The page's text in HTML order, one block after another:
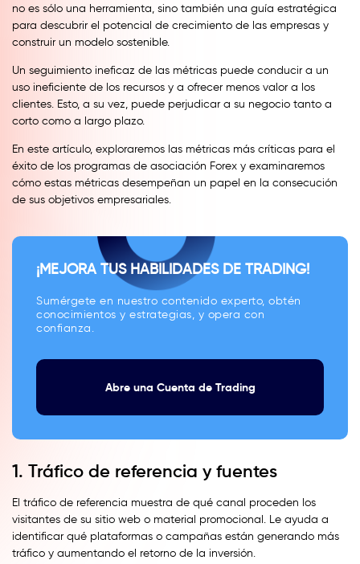
no es sólo una herramienta, sino también una guía estratégica
para descubrir el potencial de crecimiento de las empresas y
construir un modelo sostenible.
Un seguimiento ineficaz de las métricas puede conducir a un
uso ineficiente de los recursos y a ofrecer menos valor a los
clientes. Esto, a su vez, puede perjudicar a su negocio tanto a
corto como a largo plazo.
En este artículo, exploraremos las métricas más críticas para el
éxito de los programas de asociación Forex y examinaremos
cómo estas métricas desempeñan un papel en la consecución
de sus objetivos empresariales.
¡MEJORA TUS HABILIDADES DE TRADING!
Sumérgete en nuestro contenido experto, obtén
conocimientos y estrategias, y opera con
confianza.
Abre una Cuenta de Trading
1. Tráfico de referencia y fuentes
El tráfico de referencia muestra de qué canal proceden los
visitantes de su sitio web o material promocional. Le ayuda a
identificar qué plataformas o campañas están generando más
tráfico y aumentando el retorno de la inversión.